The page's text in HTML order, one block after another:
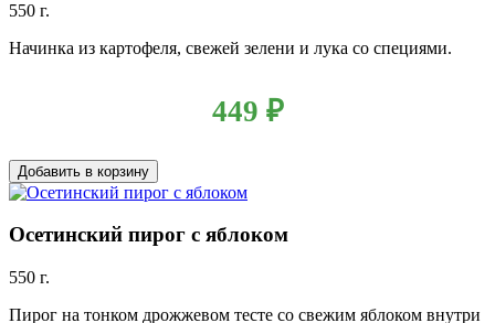
550 г.
Начинка из картофеля, свежей зелени и лука со специями.
449 ₽
Добавить в корзину
Осетинский пирог с яблоком
550 г.
Пирог на тонком дрожжевом тесте со свежим яблоком внутри